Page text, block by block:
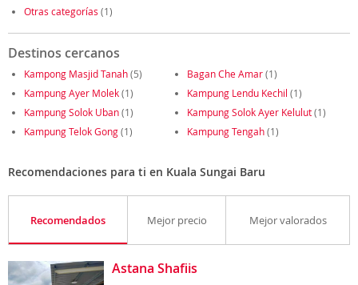
Otras categorías (1)
Destinos cercanos
Kampong Masjid Tanah(5) Bagan Che Amar(1)
Kampung Ayer Molek(1) Kampung Lendu Kechil (1)
Kampung Solok Uban(1) Kampung Solok Ayer Kelulut(1)
Kampung Telok Gong(1) Kampung Tengah(1)
Recomendaciones para ti en Kuala Sungai Baru
Recomendados Mejor precio Mejor valorados
Astana Shafiis